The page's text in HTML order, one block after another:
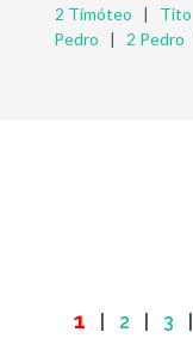
2 Timóteo | Tito
Pedro | 2 Pedro
1 2 3